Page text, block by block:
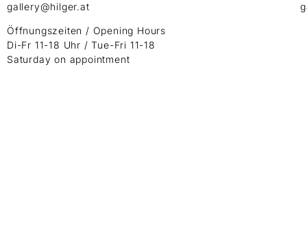
gallery@hilger.at
Öffnungszeiten / Opening Hours
Di-Fr 11-18 Uhr / Tue-Fri 11-18
Saturday on appointment